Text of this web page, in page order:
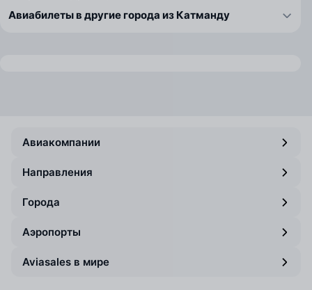
Авиабилеты в другие города из Катманду
Авиакомпании
Направления
Города
Аэропорты
Aviasales в мире